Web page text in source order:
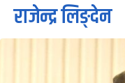
राजेन्द्र लिङ्देन